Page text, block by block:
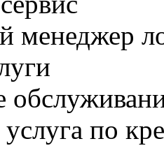
менеджер
услуга по